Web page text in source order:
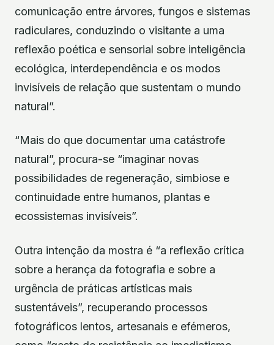
comunicação entre árvores, fungos e sistemas
radiculares, conduzindo o visitante a uma
reflexão poética e sensorial sobre inteligência
ecológica, interdependência e os modos
invisíveis de relação que sustentam o mundo
natural”.
“Mais do que documentar uma catástrofe
natural”, procura-se “imaginar novas
possibilidades de regeneração, simbiose e
continuidade entre humanos, plantas e
ecossistemas invisíveis”.
Outra intenção da mostra é “a reflexão crítica
sobre a herança da fotografia e sobre a
urgência de práticas artísticas mais
sustentáveis”, recuperando processos
fotográficos lentos, artesanais e efémeros,